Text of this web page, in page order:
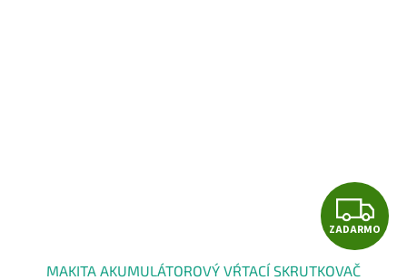
Z
A
ZADARMO
MAKITA AKUMULÁTOROVÝ VŔTACÍ SKRUTKOVAČ